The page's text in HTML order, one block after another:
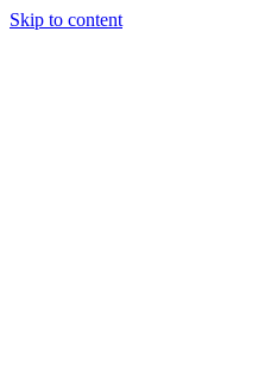
Skip to content